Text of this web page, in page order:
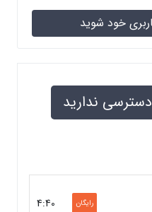
خود شوید
ندارید
4:40 رایگان